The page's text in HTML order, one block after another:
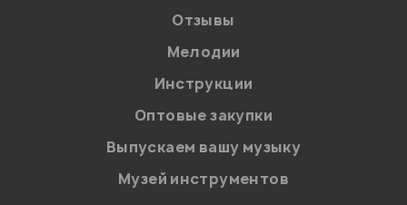
Колгушкин Александр 21.02.2010
0
Отзывы
Мелодии
Инструкции
Оптовые закупки
Выпускаем вашу музыку
Музей инструментов